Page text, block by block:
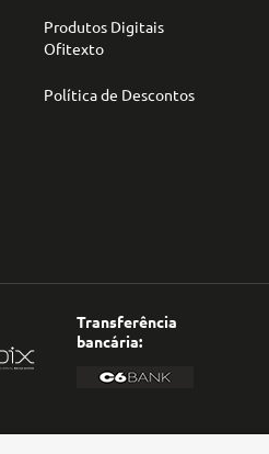
Produtos Digitais
Ofitexto
Política de Descontos
Transferência
bancária: